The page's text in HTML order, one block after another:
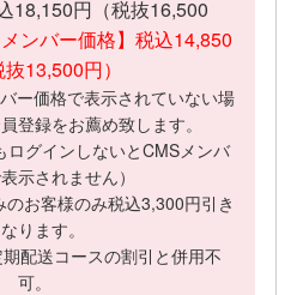
18,150円（税抜16,500
メンバー価格】税込14,850
13,500円）
ー価格で表示されていない場
登録をお薦め致します。
ログインしないとCMSメンバ
示されません）
お客様のみ税込3,300円引き
ります。
配送コースの割引と併用不
可。